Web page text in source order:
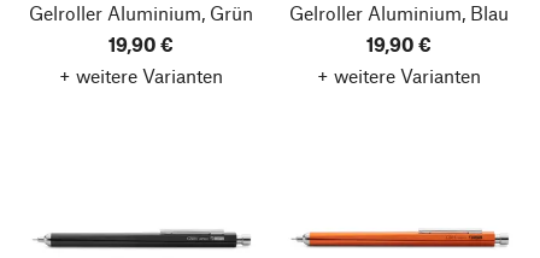
Gelroller Aluminium, Grün
19,90 €
+ weitere Varianten
Gelroller Aluminium, Blau
19,90 €
+ weitere Varianten